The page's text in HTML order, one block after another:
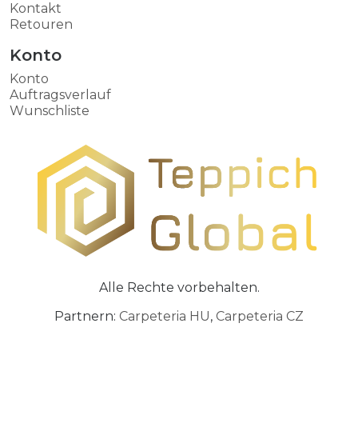
Kontakt
Retouren
Konto
Konto
Auftragsverlauf
Wunschliste
Alle Rechte vorbehalten.
Partnern: Carpeteria HU, Carpeteria CZ